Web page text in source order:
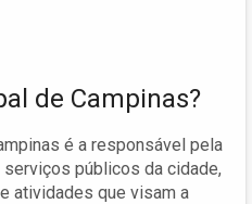
de Campinas?
é a responsável pela
públicos da cidade,
atividades que visam a